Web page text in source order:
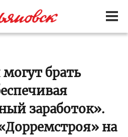
брать
заработок».
на